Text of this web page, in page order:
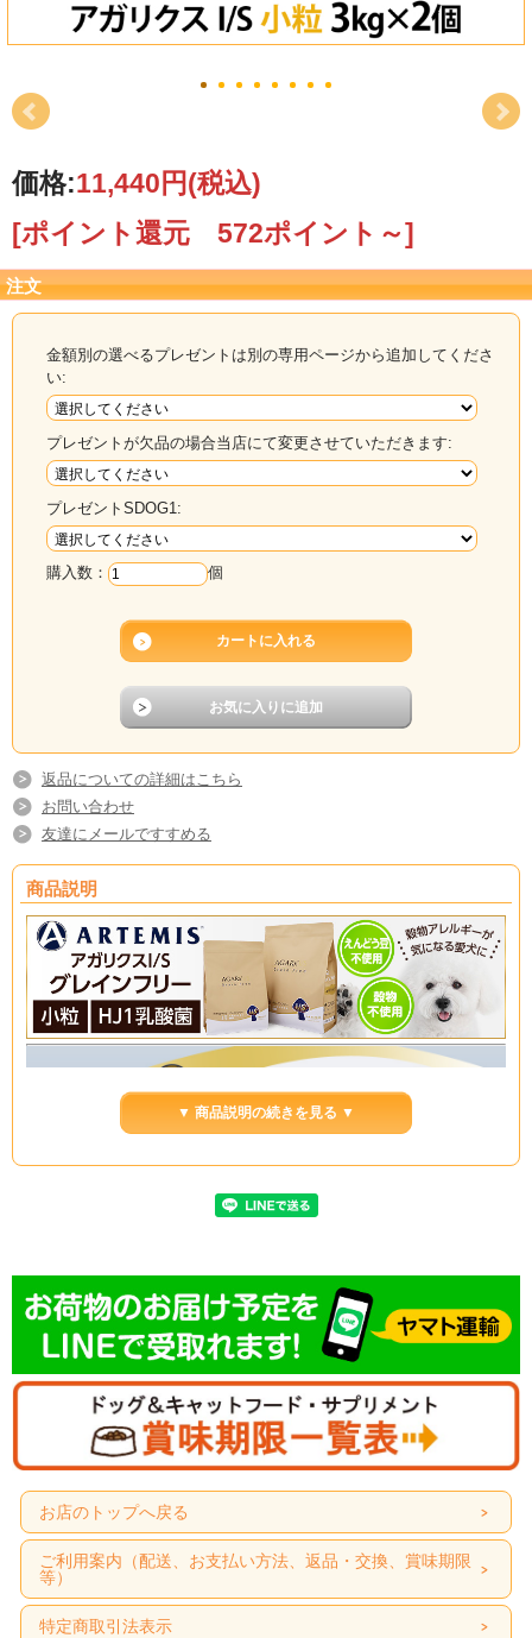
価格:11,440円(税込)
[ポイント還元 572ポイント～]
注文
金額別の選べるプレゼントは別の専用ページから追加してくださ
い:
プレゼントが欠品の場合当店にて変更させていただきます:
プレゼントSDOG1:
購入数： 個
返品についての詳細はこちら
お問い合わせ
友達にメールですすめる
商品説明
▼ 商品説明の続きを見る ▼
お店のトップへ戻る
ご利用案内（配送、お支払い方法、返品・交換、賞味期限
等）
特定商取引法表示